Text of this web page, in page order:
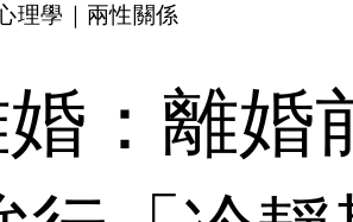
：離婚
理學｜兩性關係